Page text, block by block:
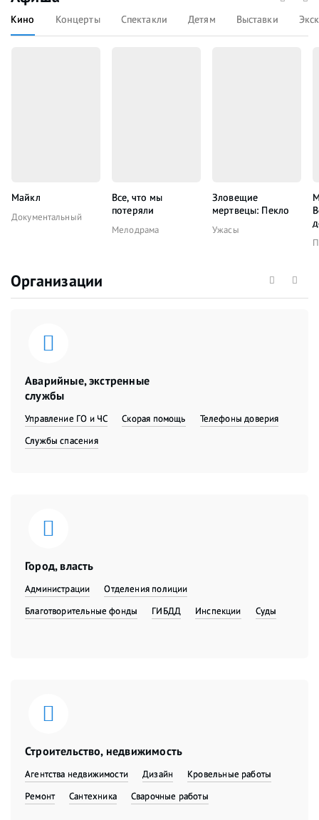
Кино Концерты Спектакли Детям Выставки
Майкл
Документальный
Все, что мы
потеряли
Мелодрама
Зловещие
мертвецы: Пекло
Ужасы
Организации
Аварийные, экстренные
службы
Управление ГО и ЧС Скорая помощь
Телефоны доверия
Службы спасения
Город, власть
Администрации
Отделения полиции
Благотворительные фонды
ГИБДД Инспекции Суды
Строительство, недвижимость
Агентства недвижимости Дизайн
Кровельные работы
Ремонт
Сантехника Сварочные работы